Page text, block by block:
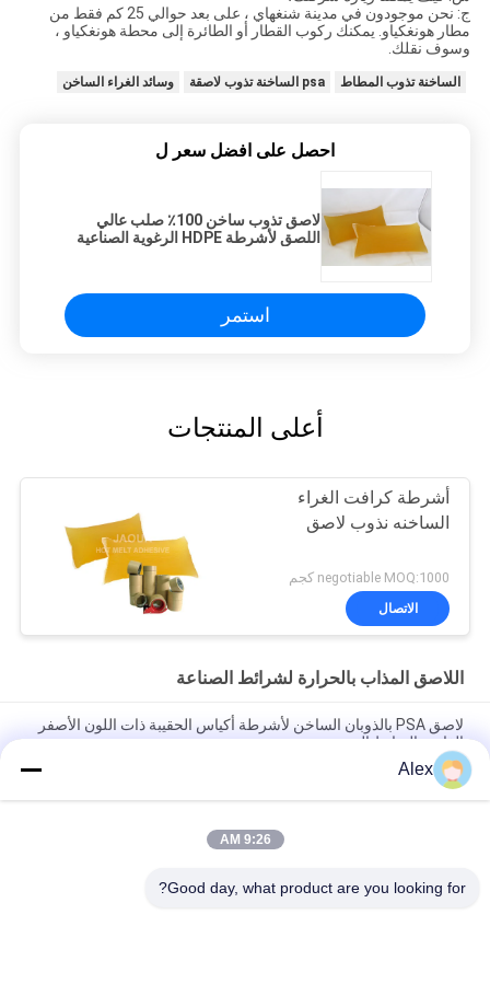
ج: نحن موجودون في مدينة شنغهاي ، على بعد حوالي 25 كم فقط من
مطار هونغكياو. يمكنك ركوب القطار أو الطائرة إلى محطة هونغكياو ،
وسوف نقلك.
الساخنة تذوب المطاط psa الساخنة تذوب لاصقة وسائد الغراء الساخن
احصل على افضل سعر ل
لاصق تذوب ساخن 100٪ صلب عالي
اللصق لأشرطة HDPE الرغوية الصناعية
استمر
أعلى المنتجات
أشرطة كرافت الغراء
الساخنه نذوب لاصق
negotiable MOQ:1000 كجم
الاتصال
اللاصق المذاب بالحرارة لشرائط الصناعة
لاصق PSA بالذوبان الساخن لأشرطة أكياس الحقيبة ذات اللون الأصفر
الفاتح والترابط الجيد
اللاصق المذاب بالحرارة حساس للضغط باللون الأصفر الخفيف
لتطبيقات الأشرطة الصناعية
Alex
9:26 AM
Good day, what product are you looking for?